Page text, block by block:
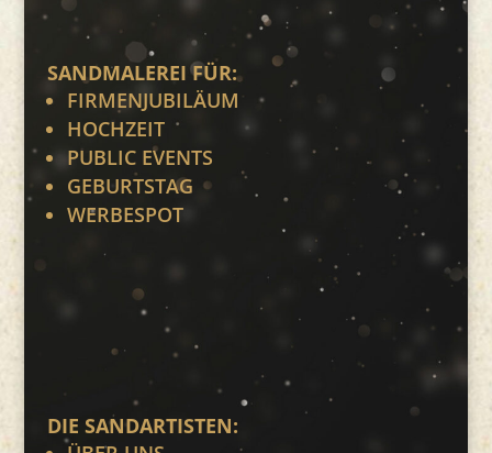
SANDMALEREI FÜR:
FIRMENJUBILÄUM
HOCHZEIT
PUBLIC EVENTS
GEBURTSTAG
WERBESPOT
DIE SANDARTISTEN: